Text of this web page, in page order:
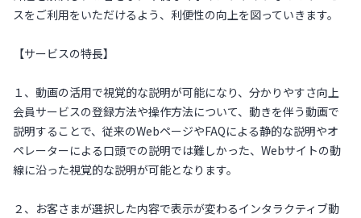
スをご利用をいただけるよう、利便性の向上を図っていきます。
【サービスの特長】
１、動画の活用で視覚的な説明が可能になり、分かりやすさ向上
会員サービスの登録方法や操作方法について、動きを伴う動画で
説明することで、従来のWebページやFAQによる静的な説明やオ
ペレーターによる口頭での説明では難しかった、Webサイトの動
線に沿った視覚的な説明が可能となります。
２、お客さまが選択した内容で表示が変わるインタラクティブ動